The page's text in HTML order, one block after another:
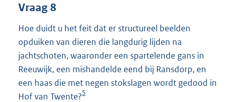
Vraag 8
Hoe duidt u het feit dat er structureel beelden
opduiken van dieren die langdurig lijden na
jachtschoten, waaronder een spartelende gans in
Reeuwijk, een mishandelde eend bij Ransdorp, en
een haas die met negen stokslagen wordt gedood in
Hof van Twente?5